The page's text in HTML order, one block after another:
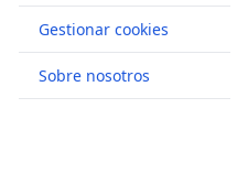
Gestionar cookies
Sobre nosotros